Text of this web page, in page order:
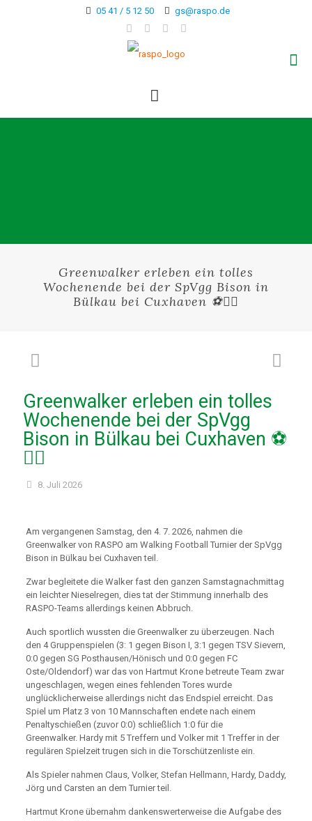
05 41 / 5 12 50 gs@raspo.de
Greenwalker erleben ein tolles
Wochenende bei der SpVgg Bison in
Bülkau bei Cuxhaven ⚽🚶‍♂️
Greenwalker erleben ein tolles
Wochenende bei der SpVgg
Bison in Bülkau bei Cuxhaven ⚽
🚶‍♂️
8. Juli 2026
Am vergangenen Samstag, den 4. 7. 2026, nahmen die
Greenwalker von RASPO am Walking Football Turnier der SpVgg
Bison in Bülkau bei Cuxhaven teil.
Zwar begleitete die Walker fast den ganzen Samstagnachmittag
ein leichter Nieselregen, dies tat der Stimmung innerhalb des
RASPO-Teams allerdings keinen Abbruch.
Auch sportlich wussten die Greenwalker zu überzeugen. Nach
den 4 Gruppenspielen (3: 1 gegen Bison I, 3:1 gegen TSV Sievern,
0:0 gegen SG Posthausen/Hönisch und 0:0 gegen FC
Oste/Oldendorf) war das von Hartmut Krone betreute Team zwar
ungeschlagen, wegen eines fehlenden Tores wurde
unglücklicherweise allerdings nicht das Endspiel erreicht. Das
Spiel um Platz 3 von 10 Mannschaften endete nach einem
Penaltyschießen (zuvor 0:0) schließlich 1:0 für die
Greenwalker. Hardy mit 5 Treffern und Volker mit 1 Treffer in der
regulären Spielzeit trugen sich in die Torschützenliste ein.
Als Spieler nahmen Claus, Volker, Stefan Hellmann, Hardy, Daddy,
Jörg und Carsten an dem Turnier teil.
Hartmut Krone übernahm dankenswerterweise die Aufgabe des